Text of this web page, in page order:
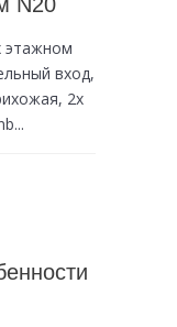
этажном
вход,
2х